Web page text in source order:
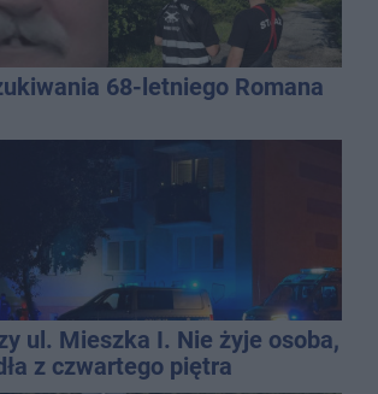
68-letniego Romana
ul. Mieszka I. Nie żyje osoba,
z czwartego piętra